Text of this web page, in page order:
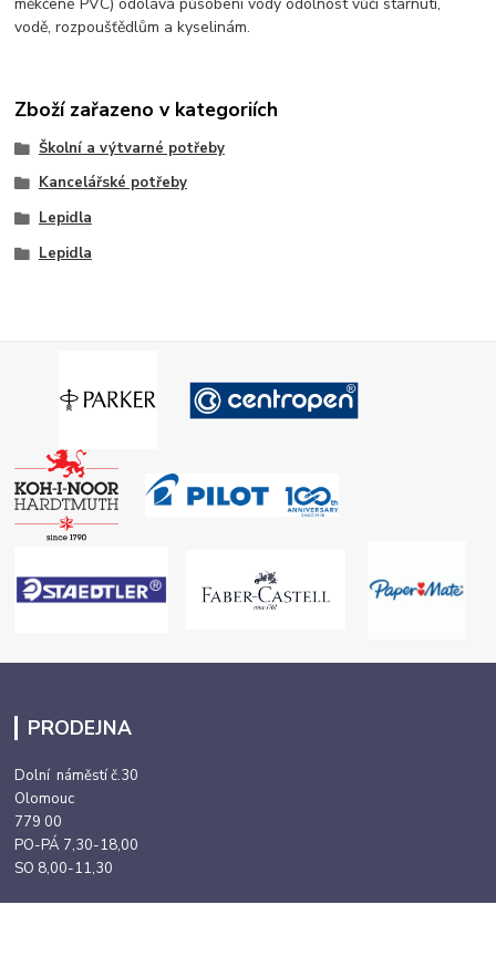
vodě, rozpoušťědlům a kyselinám.
Zboží zařazeno v kategoriích
Školní a výtvarné potřeby
Kancelářské potřeby
Lepidla
Lepidla
PRODEJNA
Dolní náměstí č.30
Olomouc
779 00
PO-PÁ 7,30-18,00
SO 8,00-11,30